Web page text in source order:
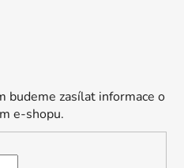
budeme zasílat informace o
e-shopu.